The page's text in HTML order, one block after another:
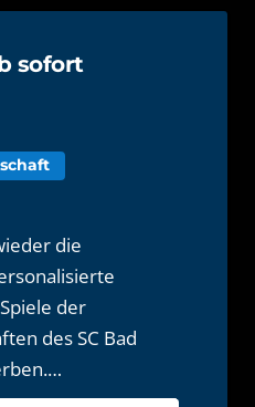
sofort
die
der
des SC Bad